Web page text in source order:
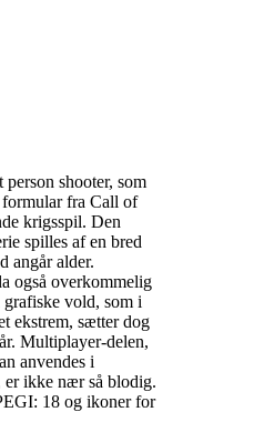
shooter, som
fra Call of
krigsspil. Den
spilles af en bred
angår alder.
også overkommelig
vold, som i
ekstrem, sætter dog
Multiplayer-delen,
anvendes i
er ikke nær så blodig.
18 og ikoner for